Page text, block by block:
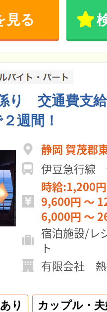
見る
り 交通費支
週間！
静岡 賀茂郡
伊豆急行線
時給:1,200
9,600円 ～
6,000円 ～
宿泊施設/レ
ト
有限会社
り カップル・